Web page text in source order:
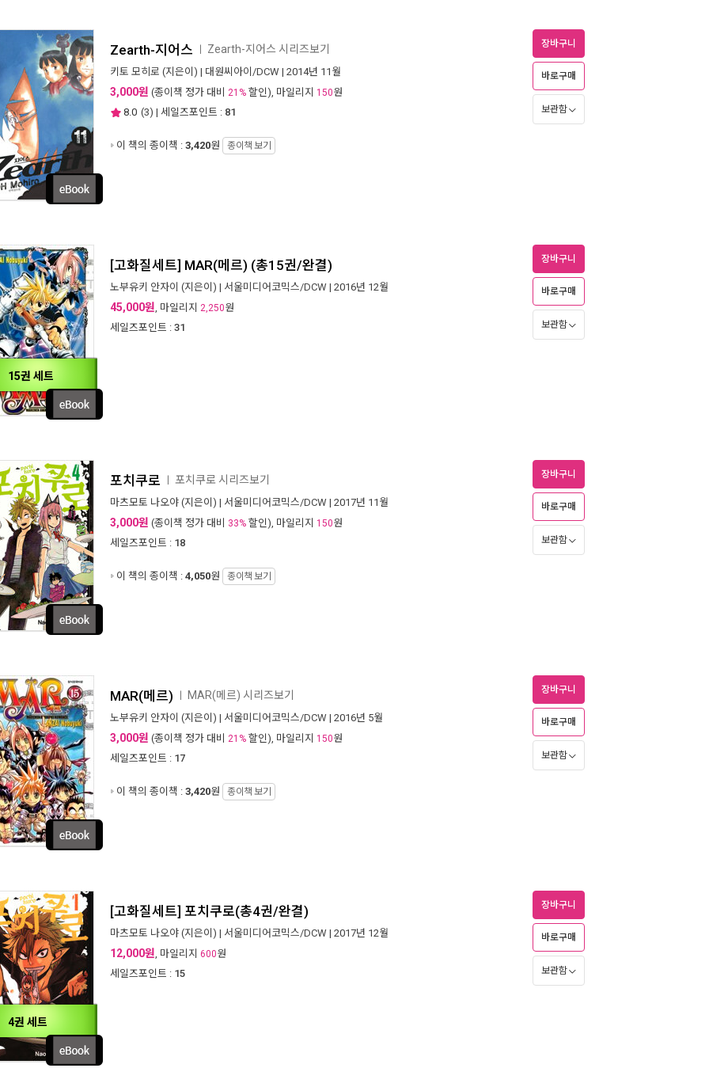
Zearth-지어스 Zearth-지어스 시리즈보기
키토 모히로 (지은이) | 대원씨아이/DCW | 2014년 11월
3,000원 (종이책 정가 대비 21% 할인), 마일리지 150원
8.0 (3) | 세일즈포인트 : 81
이 책의 종이책 : 3,420원 종이책 보기
장바구니
바로구매
보관함
15권 세트
[고화질세트] MAR(메르) (총15권/완결)
노부유키 안자이 (지은이) | 서울미디어코믹스/DCW | 2016년 12월
45,000원, 마일리지 2,250원
세일즈포인트 : 31
장바구니
바로구매
보관함
포치쿠로 포치쿠로 시리즈보기
마츠모토 나오야 (지은이) | 서울미디어코믹스/DCW | 2017년 11월
3,000원 (종이책 정가 대비 33% 할인), 마일리지 150원
세일즈포인트 : 18
이 책의 종이책 : 4,050원 종이책 보기
장바구니
바로구매
보관함
MAR(메르) MAR(메르) 시리즈보기
노부유키 안자이 (지은이) | 서울미디어코믹스/DCW | 2016년 5월
3,000원 (종이책 정가 대비 21% 할인), 마일리지 150원
세일즈포인트 : 17
이 책의 종이책 : 3,420원 종이책 보기
장바구니
바로구매
보관함
4권 세트
[고화질세트] 포치쿠로(총4권/완결)
마츠모토 나오야 (지은이) | 서울미디어코믹스/DCW | 2017년 12월
12,000원, 마일리지 600원
세일즈포인트 : 15
장바구니
바로구매
보관함